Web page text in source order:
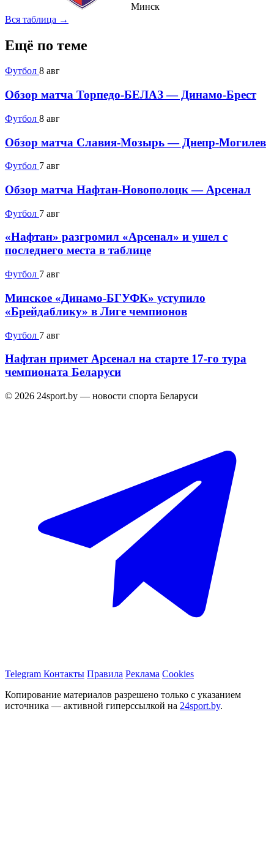
Минск
Вся таблица →
Ещё по теме
Футбол 8 авг
Обзор матча Торпедо-БЕЛАЗ — Динамо-Брест
Футбол 8 авг
Обзор матча Славия-Мозырь — Днепр-Могилев
Футбол 7 авг
Обзор матча Нафтан-Новополоцк — Арсенал
Футбол 7 авг
«Нафтан» разгромил «Арсенал» и ушел с
последнего места в таблице
Футбол 7 авг
Минское «Динамо-БГУФК» уступило
«Брейдаблику» в Лиге чемпионов
Футбол 7 авг
Нафтан примет Арсенал на старте 17-го тура
чемпионата Беларуси
© 2026 24sport.by — новости спорта Беларуси
Telegram Контакты Правила Реклама Cookies
Копирование материалов разрешено только с указанием
источника — активной гиперссылкой на 24sport.by.